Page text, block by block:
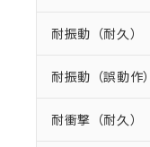
耐振動（耐久）
耐振動（誤動作）
耐衝撃（耐久）